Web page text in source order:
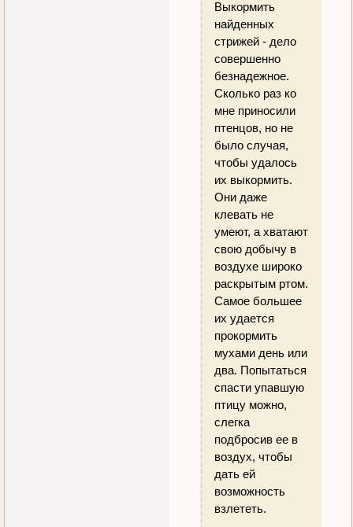
Выкормить
найденных
стрижей - дело
совершенно
безнадежное.
Сколько раз ко
мне приносили
птенцов, но не
было случая,
чтобы удалось
их выкормить.
Они даже
клевать не
умеют, а хватают
свою добычу в
воздухе широко
раскрытым ртом.
Самое большее
их удается
прокормить
мухами день или
два. Попытаться
спасти упавшую
птицу можно,
слегка
подбросив ее в
воздух, чтобы
дать ей
возможность
взлететь.